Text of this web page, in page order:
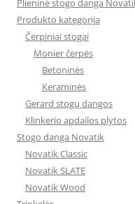
Plieninė stogo danga
Produkto kategorija
Čerpiniai stogai
Monier čerpės
Betoninės
Keraminės
Gerard stogų dangos
Klinkerio apdailos plytos
Stogo danga Novatik
Novatik Classic
Novatik SLATE
Novatik Wood